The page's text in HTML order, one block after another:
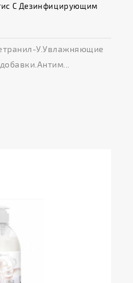
С Дезинфицирующим
У.Увлажняющие